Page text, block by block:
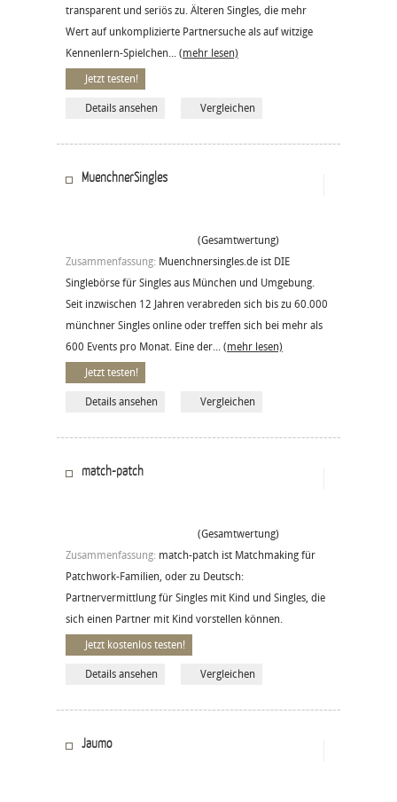
transparent und seriös zu. Älteren Singles, die mehr
Wert auf unkomplizierte Partnersuche als auf witzige
Kennenlern-Spielchen... (mehr lesen)
Jetzt testen!
Details ansehen Vergleichen
MuenchnerSingles
(Gesamtwertung)
Zusammenfassung: Muenchnersingles.de ist DIE
Singlebörse für Singles aus München und Umgebung.
Seit inzwischen 12 Jahren verabreden sich bis zu 60.000
münchner Singles online oder treffen sich bei mehr als
600 Events pro Monat. Eine der... (mehr lesen)
Jetzt testen!
Details ansehen Vergleichen
match-patch
(Gesamtwertung)
Zusammenfassung: match-patch ist Matchmaking für
Patchwork-Familien, oder zu Deutsch:
Partnervermittlung für Singles mit Kind und Singles, die
sich einen Partner mit Kind vorstellen können.
Jetzt kostenlos testen!
Details ansehen Vergleichen
Jaumo